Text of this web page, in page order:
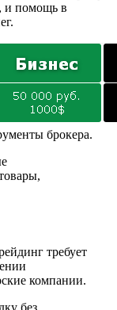
и помощь в
брокера.
требует
компании.
без